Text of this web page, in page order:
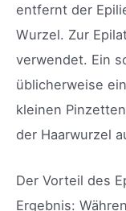
entfernt der
Wurzel. Zur
verwendet. Ein
üblicherweise
kleinen
der Haarwurzel
Der Vorteil des
Ergebnis: